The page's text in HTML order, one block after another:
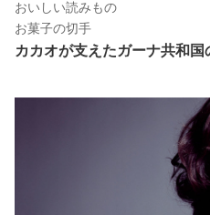
おいしい読みもの
お菓子の切手
カカオが支えたガーナ共和国